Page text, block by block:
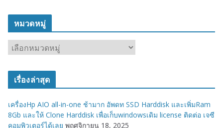
หมวดหมู่
ม
ว
มู่
เรื่องล่าสุด
เครื่องHp AIO all-in-one ช้ามาก อัพดท SSD Harddisk และเพิ่มRam
8Gb และให้ Clone Harddisk เพื่อเก็บwindowsเดิม license ติดต่อ เจซี
คอมพิวเตอร์ได้เลย พฤศจิกายน 18, 2025